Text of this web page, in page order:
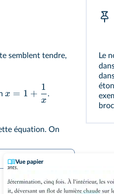
Vue papier
semblent tendre,
x = 1 +
x
1
.
équation. On
Le